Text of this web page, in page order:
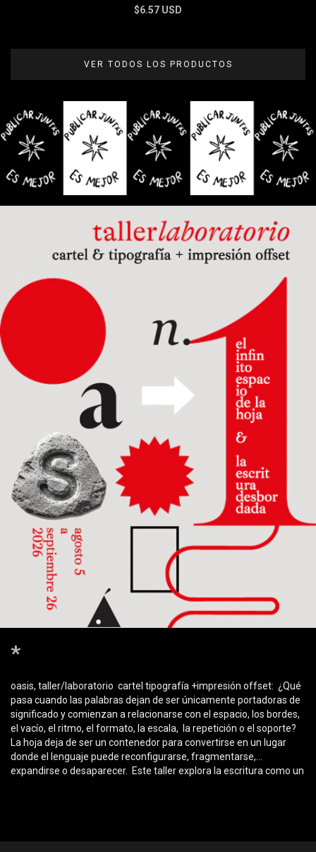
$6.57 USD
VER TODOS LOS PRODUCTOS
*
oasis, taller/laboratorio ​ cartel tipografía +impresión offset: ​ ¿Qué
pasa cuando las palabras dejan de ser únicamente portadoras de
significado y comienzan a relacionarse con el espacio, los bordes,
el vacío, el ritmo, el formato, la escala, la repetición o el soporte?
La hoja deja de ser un contenedor para convertirse en un lugar
donde el lenguaje puede reconfigurarse, fragmentarse,
expandirse o desaparecer. ​ Este taller explora la escritura como un
proyecto propio de cartel mediante ejercicios, reflexiones